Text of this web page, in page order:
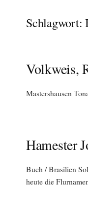
Schlagwort:
Volkweis,
Mastershausen
Hamester
Buch / Brasilien
heute die